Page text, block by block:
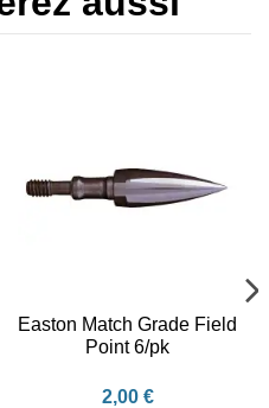
Easton Match Grade Field
Point 6/pk
2,00 €